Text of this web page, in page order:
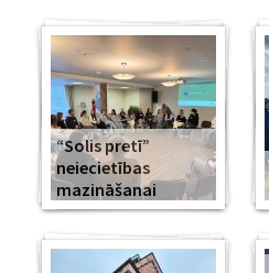
“Solis pretī”
neiecietības
mazināšanai